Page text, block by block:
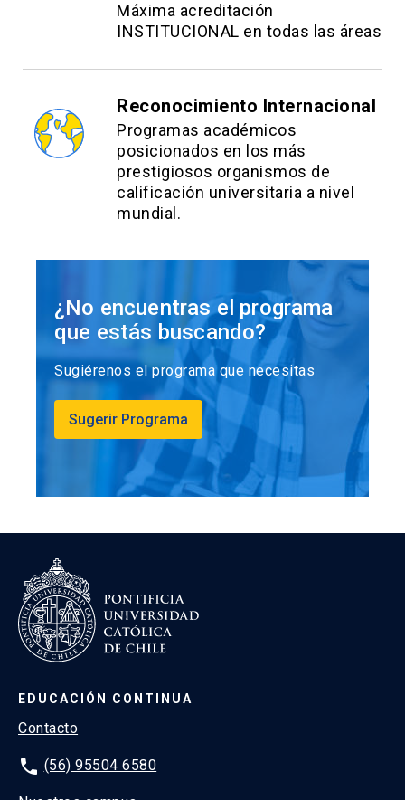
Máxima acreditación
INSTITUCIONAL en todas las áreas
Reconocimiento Internacional
Programas académicos
posicionados en los más
prestigiosos organismos de
calificación universitaria a nivel
mundial.
¿No encuentras el programa
que estás buscando?
Sugiérenos el programa que necesitas
Sugerir Programa
EDUCACIÓN CONTINUA
Contacto
phone (56) 95504 6580